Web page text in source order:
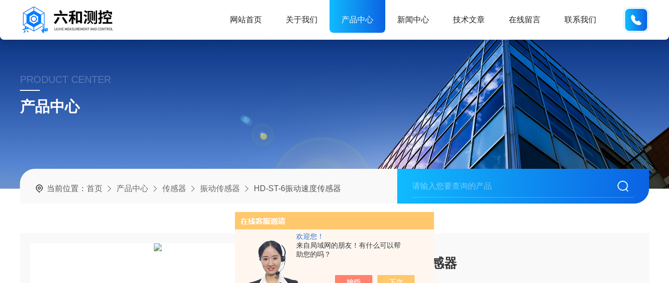
欢迎您！
来自局域网的朋友！有什么可以帮
助您的吗？
网站首页 关于我们 产品中心 新闻中心 技术文章 在线留言 联系我们
PRODUCT CENTER
产品中心
当前位置：首页 产品中心 传感器 振动传感器 HD-ST-6振动速度传感器
HD-ST-6振动速度传感器